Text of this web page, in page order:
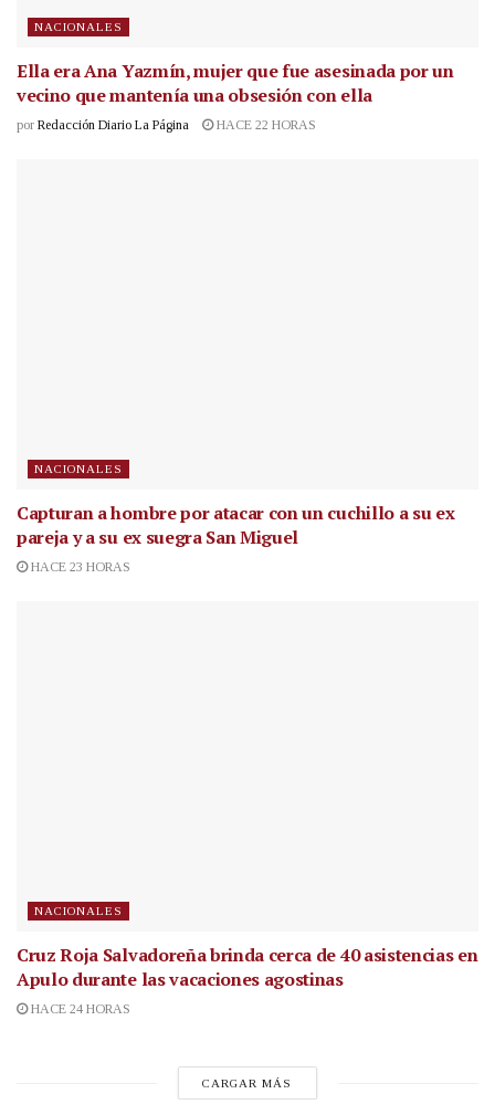
NACIONALES
Ella era Ana Yazmín, mujer que fue asesinada por un
vecino que mantenía una obsesión con ella
por Redacción Diario La Página HACE 22 HORAS
NACIONALES
Capturan a hombre por atacar con un cuchillo a su ex
pareja y a su ex suegra San Miguel
HACE 23 HORAS
NACIONALES
Cruz Roja Salvadoreña brinda cerca de 40 asistencias en
Apulo durante las vacaciones agostinas
HACE 24 HORAS
CARGAR MÁS